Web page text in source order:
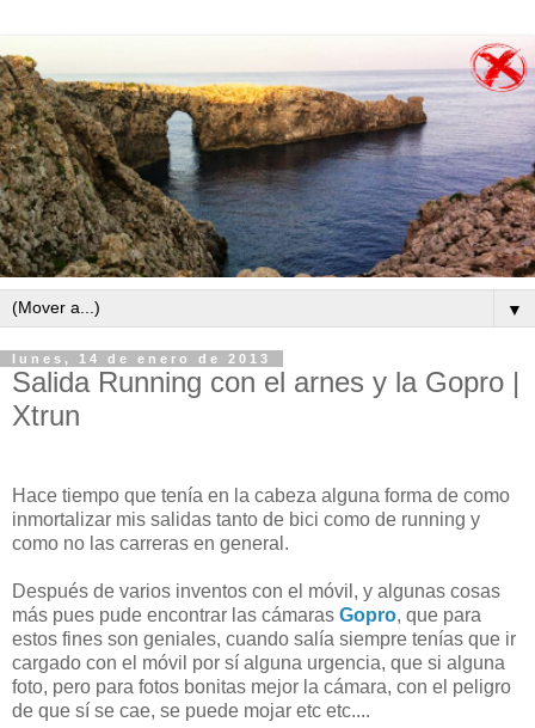
▼
lunes, 14 de enero de 2013
Salida Running con el arnes y la Gopro |
Xtrun
Hace tiempo que tenía en la cabeza alguna forma de como
inmortalizar mis salidas tanto de bici como de running y
como no las carreras en general.
Después de varios inventos con el móvil, y algunas cosas
más pues pude encontrar las cámaras Gopro, que para
estos fines son geniales, cuando salía siempre tenías que ir
cargado con el móvil por sí alguna urgencia, que si alguna
foto, pero para fotos bonitas mejor la cámara, con el peligro
de que sí se cae, se puede mojar etc etc....